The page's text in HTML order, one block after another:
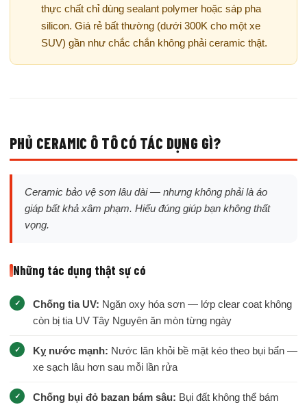
thực chất chỉ dùng sealant polymer hoặc sáp pha
silicon. Giá rẻ bất thường (dưới 300K cho một xe
SUV) gần như chắc chắn không phải ceramic thật.
PHỦ CERAMIC Ô TÔ CÓ TÁC DỤNG GÌ?
Ceramic bảo vệ sơn lâu dài — nhưng không phải là áo
giáp bất khả xâm phạm. Hiểu đúng giúp bạn không thất
vọng.
Những tác dụng thật sự có
Chống tia UV: Ngăn oxy hóa sơn — lớp clear coat không
còn bị tia UV Tây Nguyên ăn mòn từng ngày
Kỵ nước mạnh: Nước lăn khỏi bề mặt kéo theo bụi bẩn —
xe sạch lâu hơn sau mỗi lần rửa
Chống bụi đỏ bazan bám sâu: Bụi đất không thể bám